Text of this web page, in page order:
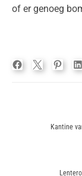
of er genoeg
navigatieKantine
Next